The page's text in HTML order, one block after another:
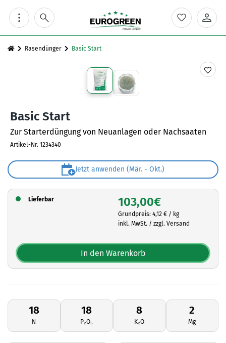
Skip
content
Rasendünger Basic Start
Basic Start
Zur Starterdüngung von Neuanlagen oder Nachsaaten
Artikel-Nr. 1234340
Jetzt anwenden (Mär. - Okt.)
Lieferbar 103,00€
Grundpreis: 4,12 € / kg
inkl. MwSt. / zzgl. Versand
In den Warenkorb
18
N
18
P₂O₅
8
K₂O
2
Mg